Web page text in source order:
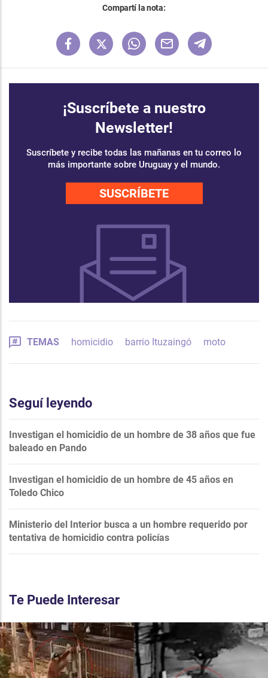
Compartí la nota:
¡Suscríbete a nuestro
Newsletter!
Suscríbete y recibe todas las mañanas en tu correo lo
más importante sobre Uruguay y el mundo.
SUSCRÍBETE
TEMAS homicidio barrio Ituzaingó moto
Seguí leyendo
Investigan el homicidio de un hombre de 38 años que fue
baleado en Pando
Investigan el homicidio de un hombre de 45 años en
Toledo Chico
Ministerio del Interior busca a un hombre requerido por
tentativa de homicidio contra policías
Te Puede Interesar